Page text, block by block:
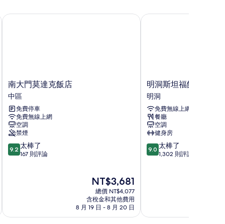
南
大
門
莫
達
克
飯
店
中
南大門莫達克飯店
中區
免費停車
免費無線上網
空調
禁煙
9.2
分，
了，
9.2 太棒了
167 則評論
現
在
價
格
為
NT$3,681
總價 NT$4,077
含稅金和其他費用
8 月 19 日 - 8 月 20 日
南大門莫達克飯店
明
洞
斯
坦
福
飯
店
明
洞
明洞斯坦福飯店
明洞
免費無線上網
餐廳
空調
健身房
9.0
分，
了，
9.0 太棒了
1,302 則評論
明洞斯坦福飯店